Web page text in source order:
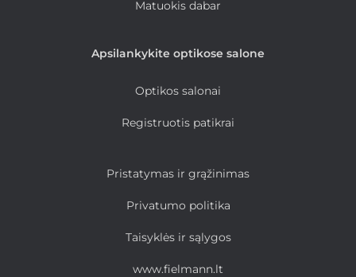
Matuokis dabar
Apsilankykite optikose salone
Optikos salonai
Registruotis patikrai
Pristatymas ir grąžinimas
Privatumo politika
Taisyklės ir sąlygos
www.fielmann.lt